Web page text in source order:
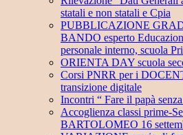
statali e non statali e Cpia
PUBBLICAZIONE
BANDO esperto
personale interno, scuola
ORIENTA DAY scuola
Corsi PNRR per i
transizione digitale
Incontri “ Fare il papà
Accoglienza classi prime-
BARTOLOMEO 16